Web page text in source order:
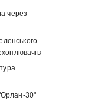
через
"Орлан-30"